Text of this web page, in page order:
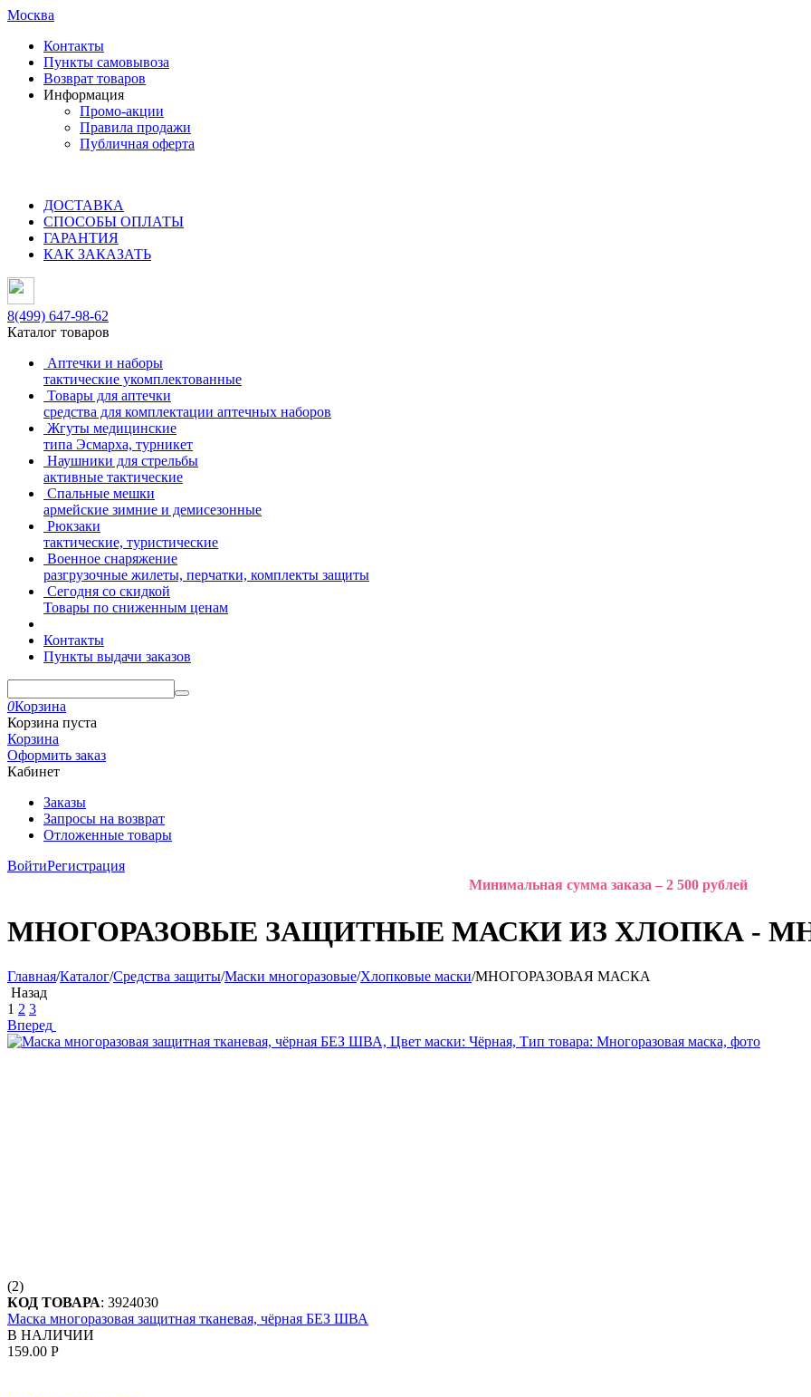
Москва
Контакты
Пункты самовывоза
Возврат товаров
Информация
Промо-акции
Правила продажи
Публичная оферта
ДОСТАВКА
СПОСОБЫ ОПЛАТЫ
ГАРАНТИЯ
КАК ЗАКАЗАТЬ
8(499) 647-98-62
Каталог товаров
Аптечки и наборы
тактические укомплектованные
Товары для аптечки
средства для комплектации аптечных наборов
Жгуты медицинские
типа Эсмарха, турникет
Наушники для стрельбы
активные тактические
Спальные мешки
армейские зимние и демисезонные
Рюкзаки
тактические, туристические
Военное снаряжение
разгрузочные жилеты, перчатки, комплекты защиты
Сегодня со скидкой
Товары по сниженным ценам
Контакты
Пункты выдачи заказов
0Корзина
Корзина пуста
Корзина
Оформить заказ
Кабинет
Заказы
Запросы на возврат
Отложенные товары
ВойтиРегистрация
Минимальная сумма заказа – 2 500 рублей
МНОГОРАЗОВЫЕ ЗАЩИТНЫЕ МАСКИ ИЗ ХЛОПКА -
Главная/Каталог/Средства защиты/Маски многоразовые/Хлопковые маски/МНОГОРАЗОВАЯ МАСКА
Назад
1 2 3
Вперед
(2)
КОД ТОВАРА: 3924030
Маска многоразовая защитная тканевая, чёрная БЕЗ ШВА
В НАЛИЧИИ
159.00 Р